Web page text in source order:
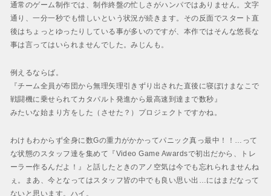
通常のゲーム制作では、制作終盤の忙しさがハンパではありません。文字
通り、一分一秒でも惜しいという状況が続きます。その反面でスタート直
後はちょっとゆったりしている事が多いのですが、本作ではそんな悠長な
事は言ってはいられませんでした。みじんも。
例えるならば。
『チーム全員が布団から無理矢理引きずり出された直後に寝ぼけまなこで
戦闘機に乗せられてカタパルト発進から最高速到達まで数秒』
みたいな始まり方をした（させた？）プロジェクトですかね。
わけもわからず全身に数Gの重力がかかってパニック真っ最中！！…って
な状態のスタッフ達を集めて『Video Game Awardsで初出だから、トレ
ーラー作るんだよ！』と話したときのアノ空気は今でも忘れられませんね
ぇ。まあ、今となってはスタッフ皆の中でも良い思い出…にはまだなって
ないと思います。ハイ。